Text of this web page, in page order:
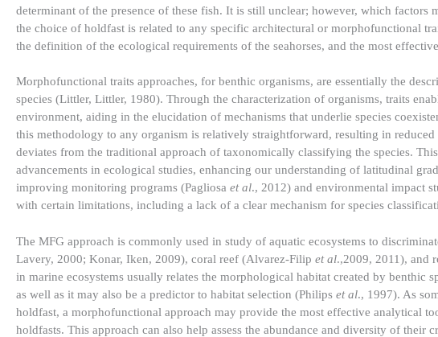
determinant of the presence of these fish. It is still unclear; however, which factors
the choice of holdfast is related to any specific architectural or morphofunctional
the definition of the ecological requirements of the seahorses, and the most
Morphofunctional traits approaches, for benthic organisms, are essentially the
species (Littler, Littler, 1980). Through the characterization of organisms, traits
environment, aiding in the elucidation of mechanisms that underlie species
this methodology to any organism is relatively straightforward, resulting in reduced
deviates from the traditional approach of taxonomically classifying the species.
advancements in ecological studies, enhancing our understanding of latitudinal
improving monitoring programs (Pagliosa et al., 2012) and environmental impact
with certain limitations, including a lack of a clear mechanism for species
The MFG approach is commonly used in study of aquatic ecosystems to
Lavery, 2000; Konar, Iken, 2009), coral reef (Alvarez-Filip et al.,2009, 2011), and
in marine ecosystems usually relates the morphological habitat created by benthic
as well as it may also be a predictor to habitat selection (Philips et al., 1997). As
holdfast, a morphofunctional approach may provide the most effective analytical
holdfasts. This approach can also help assess the abundance and diversity of their